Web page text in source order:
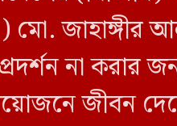
জাহাঙ্গীর
না করার
জীবন